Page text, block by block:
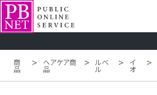
商
品 > ヘアケア商
品 > ルベ
ル > イ
オ >